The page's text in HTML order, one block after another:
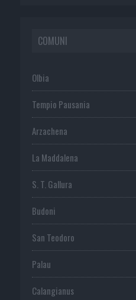
COMUNI
Olbia
Tempio Pausania
Arzachena
La Maddalena
S. T. Gallura
Budoni
San Teodoro
Palau
Calangianus